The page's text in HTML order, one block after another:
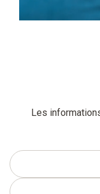
Les